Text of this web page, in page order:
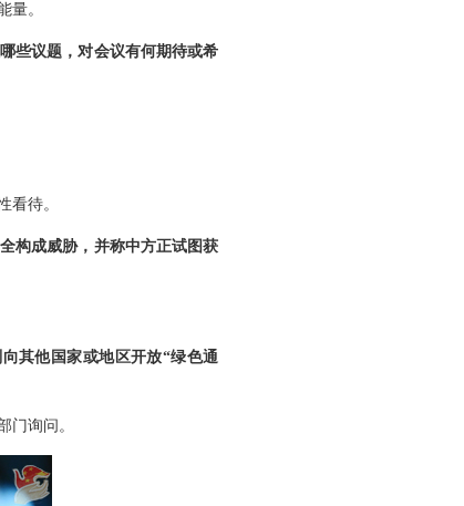
量。
些议题，对会议有何期待或希
看待。
构成威胁，并称中方正试图获
其他国家或地区开放“绿色通
门询问。